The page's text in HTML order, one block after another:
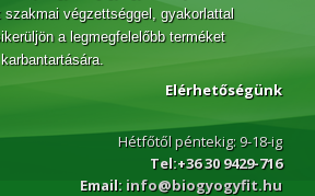
szakmai végzettséggel, gyakorlattal
a legmegfelelőbb terméket
Elérhetőségünk
Hétfőtől péntekig: 9-18-ig
Tel:+36 30 9429-716
Email: info@biogyogyfit.hu